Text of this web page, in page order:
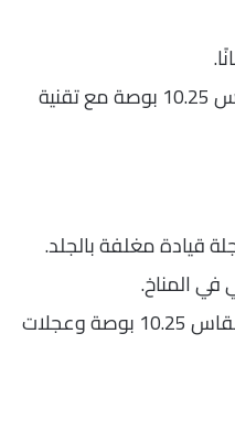
شاشة تعمل باللمس مقاس 10.25 بوصة مع تقنية
قيادة مغلفة بالجلد.
المناخ.
شاشة العدادات الرقمية مقاس 10.25 بوصة وعجلات